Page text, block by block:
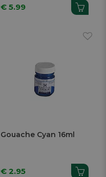
€ 5.99
Gouache Cyan 16ml
€ 2.95